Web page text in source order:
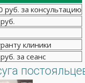
руб. за консультацию
клиники
за сеанс